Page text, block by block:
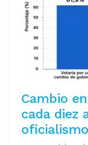
Cambio
cada diez
oficialismo